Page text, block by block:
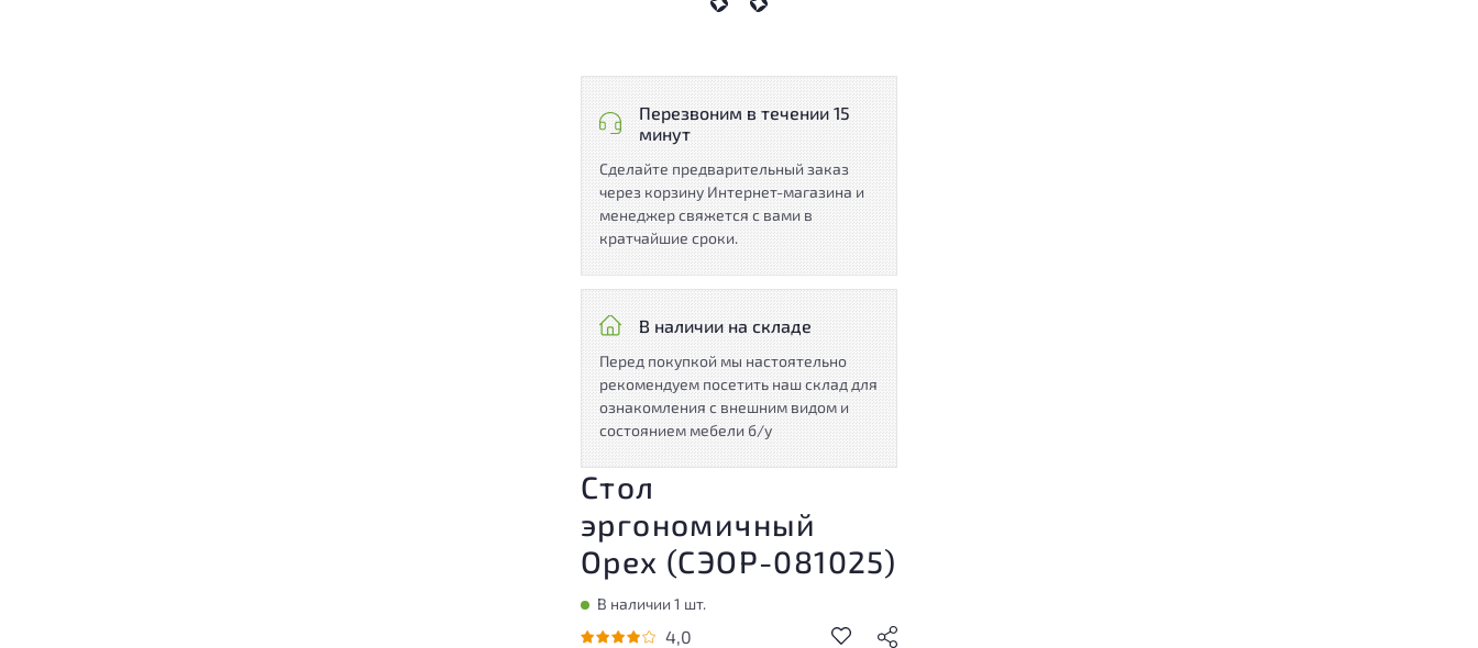
Перезвоним в течении 15
минут
Сделайте предварительный заказ
через корзину Интернет-магазина и
менеджер свяжется с вами в
кратчайшие сроки.
В наличии на складе
Перед покупкой мы настоятельно
рекомендуем посетить наш склад для
ознакомления с внешним видом и
состоянием мебели б/у
Стол
эргономичный
Орех (СЭОР-081025)
В наличии 1 шт.
4,0